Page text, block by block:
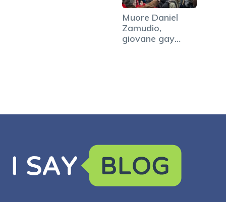
Muore Daniel
Zamudio,
giovane gay